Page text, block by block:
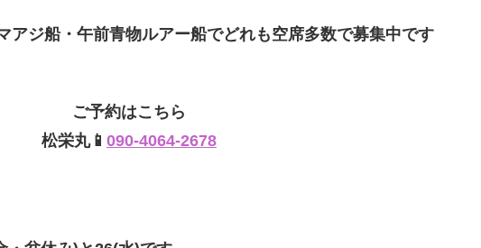
アジ船・午前青物ルアー船でどれも空席多数で募集中です
ご予約はこちら
松栄丸📱 090-4064-2678